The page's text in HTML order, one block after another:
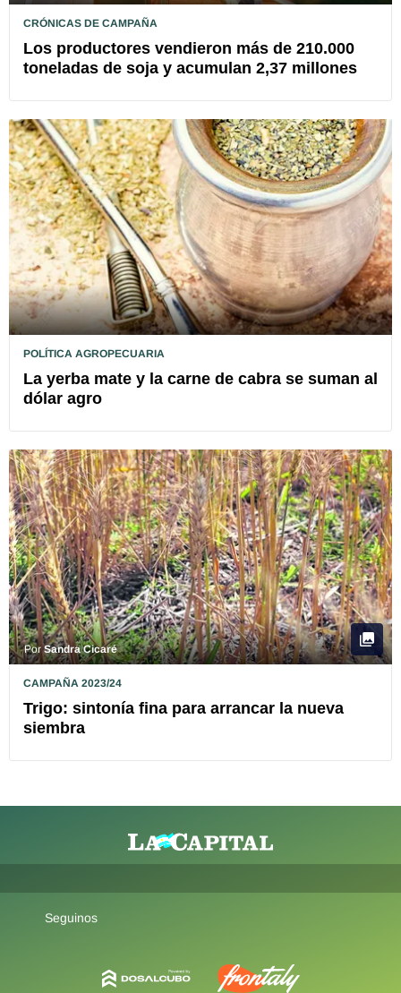
CRÓNICAS DE CAMPAÑA
Los productores vendieron más de 210.000
toneladas de soja y acumulan 2,37 millones
POLÍTICA AGROPECUARIA
La yerba mate y la carne de cabra se suman al
dólar agro
PorSandra Cicaré
CAMPAÑA 2023/24
Trigo: sintonía fina para arrancar la nueva
siembra
Seguinos